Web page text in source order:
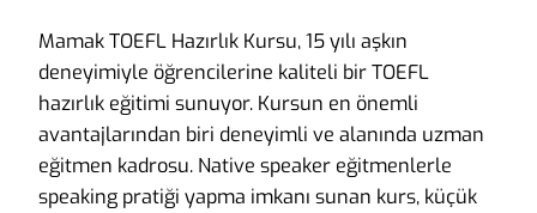
Mamak TOEFL Hazırlık Kursu, 15 yılı aşkın
deneyimiyle öğrencilerine kaliteli bir TOEFL
hazırlık eğitimi sunuyor. Kursun en önemli
avantajlarından biri deneyimli ve alanında uzman
eğitmen kadrosu. Native speaker eğitmenlerle
speaking pratiği yapma imkanı sunan kurs, küçük